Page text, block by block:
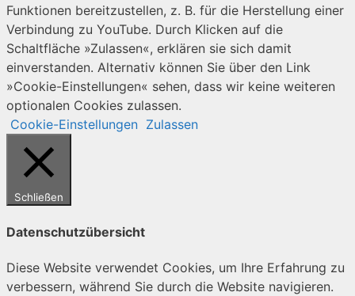
Funktionen bereitzustellen, z. B. für die Herstellung einer
Verbindung zu YouTube. Durch Klicken auf die
Schaltfläche »Zulassen«, erklären sie sich damit
einverstanden. Alternativ können Sie über den Link
»Cookie-Einstellungen« sehen, dass wir keine weiteren
optionalen Cookies zulassen.
Cookie-Einstellungen Zulassen
Schließen
Datenschutzübersicht
Diese Website verwendet Cookies, um Ihre Erfahrung zu
verbessern, während Sie durch die Website navigieren.